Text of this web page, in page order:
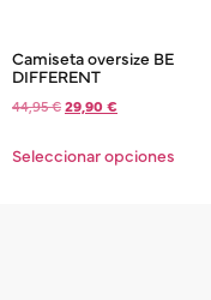
Camiseta oversize BE
DIFFERENT
44,95€29,90€
Seleccionar opciones